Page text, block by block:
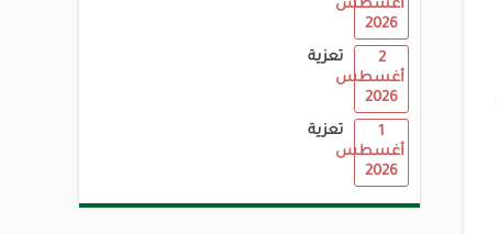
أغسطس
2026
تعزية
2
أغسطس
2026
تعزية
1
أغسطس
2026